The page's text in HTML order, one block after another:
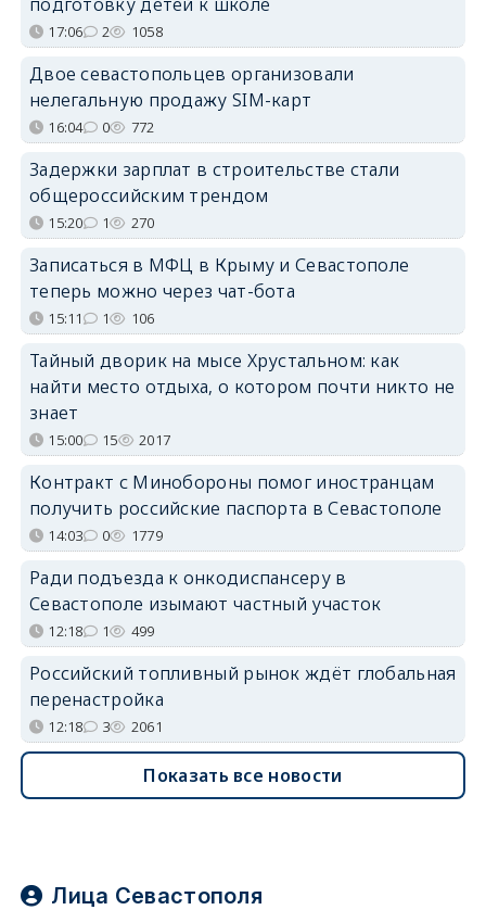
17:06 2 1058
Двое севастопольцев организовали
нелегальную продажу SIM-карт
16:04 0 772
Задержки зарплат в строительстве стали
общероссийским трендом
15:20 1 270
Записаться в МФЦ в Крыму и Севастополе
теперь можно через чат-бота
15:11 1 106
Тайный дворик на мысе Хрустальном: как
найти место отдыха, о котором почти никто не
знает
15:00 15 2017
Контракт с Минобороны помог иностранцам
получить российские паспорта в Севастополе
14:03 0 1779
Ради подъезда к онкодиспансеру в
Севастополе изымают частный участок
12:18 1 499
Российский топливный рынок ждёт глобальная
перенастройка
12:18 3 2061
Показать все новости
Лица Севастополя